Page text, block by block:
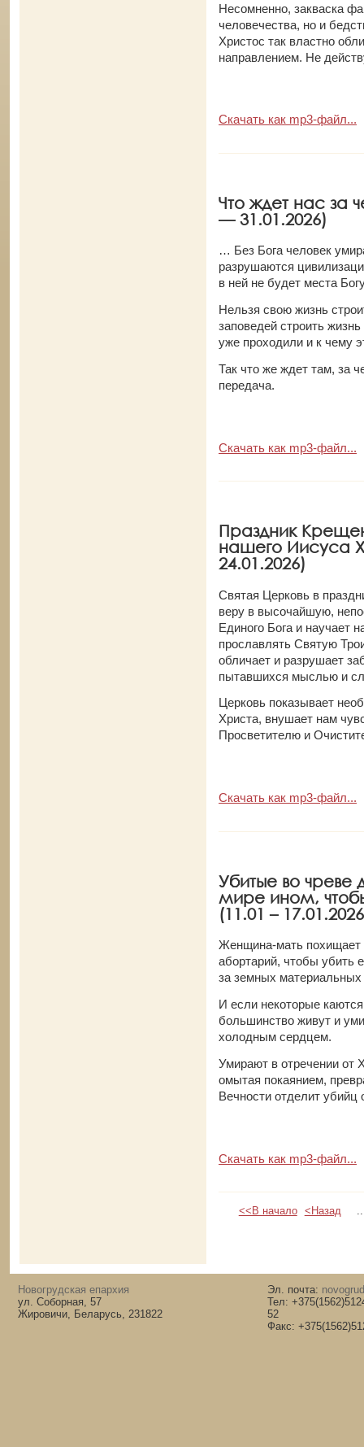
Несомненно, закваска
человечества, но и
Христос так властно
направлением. Не
Скачать как mp3-файл...
Что ждет нас за
— 31.01.2026)
… Без Бога человек
разрушаются
в ней не будет места
Нельзя свою жизнь
заповедей строить
уже проходили и к чему
Так что же ждет там, за
передача.
Скачать как mp3-файл...
Праздник
нашего Иисуса
24.01.2026)
Святая Церковь в
веру в высочайшую,
Единого Бога и научает
прославлять Святую
обличает и разрушает
пытавшихся мыслью и
Церковь показывает
Христа, внушает нам
Просветителю и
Скачать как mp3-файл...
Убитые во чреве
мире ином,
(11.01 –
Женщина-мать похищает
абортарий, чтобы убить
за земных материальных
И если некоторые
большинство живут и
холодным сердцем.
Умирают в отречении от
омытая покаянием,
Вечности отделит убийц
Скачать как mp3-файл...
<<В начало <Назад
Новогрудская епархия
ул. Соборная, 57
Жировичи, Беларусь, 231822
Эл. почта:
Тел:
52
Факс: